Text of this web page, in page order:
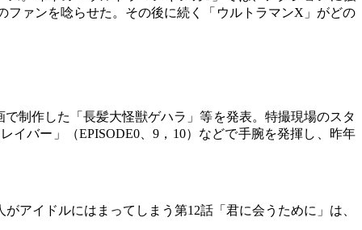
ァンを唸らせた。その後に続く「ウルトラマンX」がどの
制作した「長髪大怪獣ゲハラ」等を発表。特撮現場のスタ
バー」（EPISODE0、9，10）などで手腕を発揮し、昨年
アイドルにはまってしまう第12話「君に会うために」は、